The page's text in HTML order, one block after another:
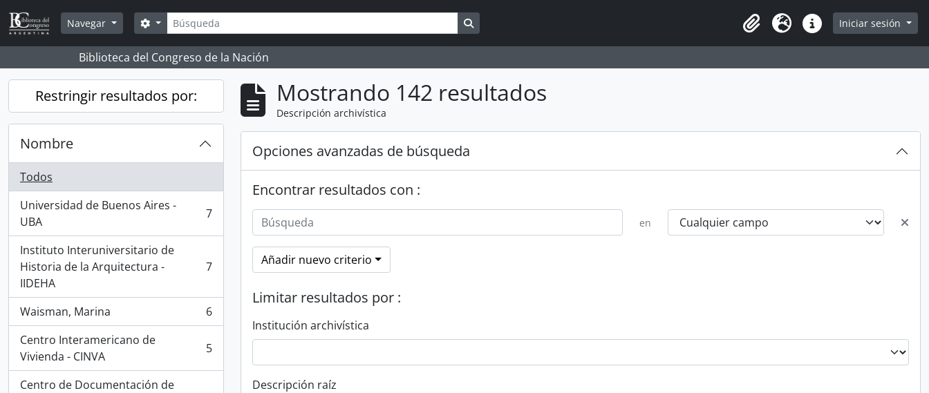
Skip to main content
Navegar
Búsqueda
Search options
Portapapeles
Idioma Enlaces rápidos
Iniciar sesión
Biblioteca del Congreso de la Nación
Restringir resultados por:
Nombre
Todos
Universidad de Buenos Aires -
UBA
, 7 resultados 7
Instituto Interuniversitario de
Historia de la Arquitectura -
IIDEHA
, 7 resultados 7
Waisman, Marina
, 6 resultados
6
Centro Interamericano de
Vivienda - CINVA
, 5 resultados 5
Centro de Documentación de
Mostrando 142 resultados
Descripción archivística
Opciones avanzadas de búsqueda
Encontrar resultados con :
en
Añadir nuevo criterio
Limitar resultados por :
Institución archivística
Descripción raíz